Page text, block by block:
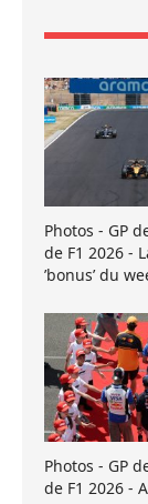
Photos - GP
de F1 2026 -
’bonus’ du
Photos - GP
de F1 2026 -